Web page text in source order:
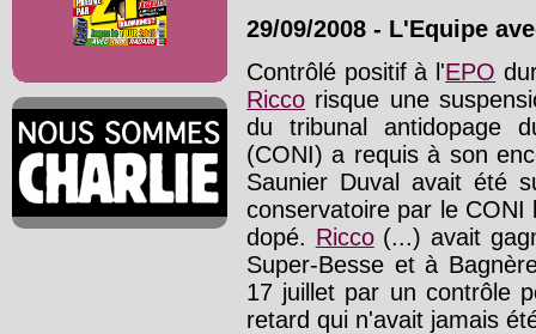
29/09/2008 - L'Equipe
Contrôlé positif à l'EPO
Ricco risque une
du tribunal antidopage
(CONI) a requis à son
Saunier Duval avait été
conservatoire par le
dopé. Ricco(...) avait
Super-Besse et à
17 juillet par un contrôle
retard qui n'avait jamais